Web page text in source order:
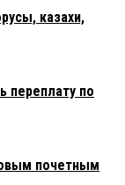
казахи,
переплату по
почетным